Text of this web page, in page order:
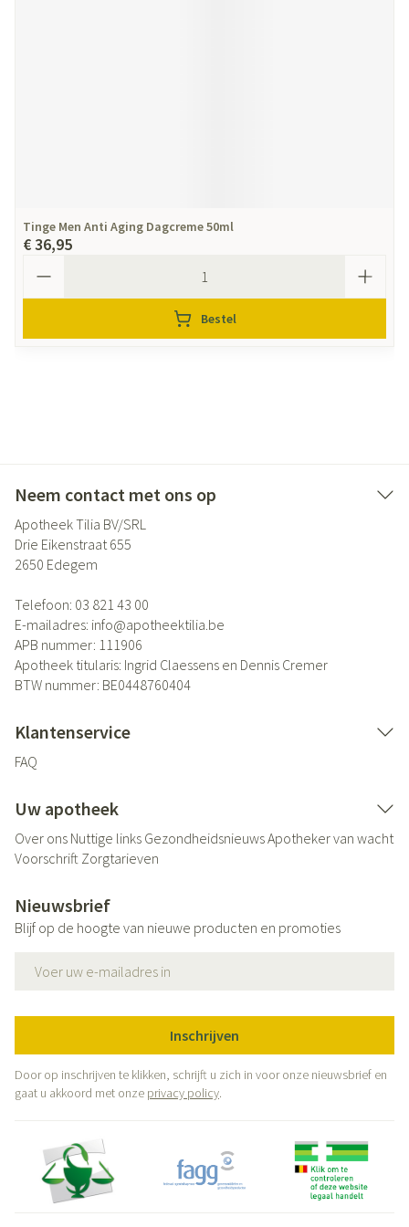
Tinge Men Anti Aging Dagcreme 50ml
€ 36,95
Bestel
Neem contact met ons op
Apotheek Tilia BV/SRL
Drie Eikenstraat 655
2650 Edegem
Telefoon: 03 821 43 00
E-mailadres: info@apotheektilia.be
APB nummer: 111906
Apotheek titularis: Ingrid Claessens en Dennis Cremer
BTW nummer: BE0448760404
Klantenservice
FAQ
Uw apotheek
Over ons Nuttige links GezondheidsnieuwsApotheker van wacht
Voorschrift Zorgtarieven
Nieuwsbrief
Blijf op de hoogte van nieuwe producten en promoties
Inschrijven
Door op inschrijven te klikken, schrijft u zich in voor onze nieuwsbrief en
gaat u akkoord met onze privacy policy.